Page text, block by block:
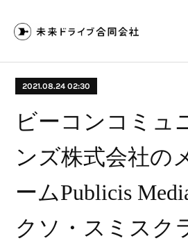
2021.08.24 02:30
ビーコンコミュ
ンズ株式会社の
ームPublicis
クソ・スミスク